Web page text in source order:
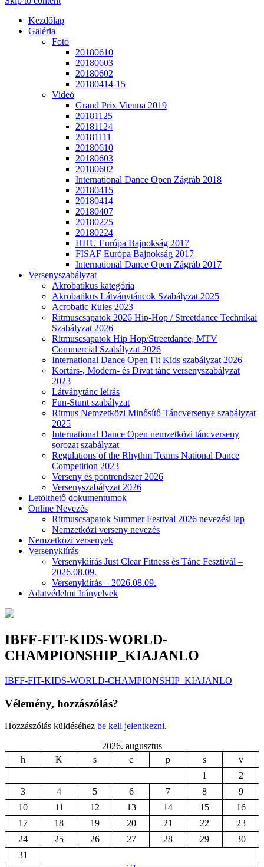
Táncversenye
Kezdőlap
Galéria
Fotó
20180610
20180603
20180602
20180414-15
Videó
Grand Prix Vienna 2019
20181125
20181124
20181111
20180610
20180603
20180602
International Dance Open Zágráb 2018
20180415
20180414
20180407
20180225
20180224
HHU Európa Bajnokság 2017
FISAF Európa Bajnokság 2017
International Dance Open Zágráb 2017
Versenyszabályzat
Akrobatikus kategória
Akrobatikus Látványtáncok Szabályzat 2025
Acrobatic Rules 2023
Ritmuscsapatok 2026 Hip-Hop / Streetdance Technikai
Szabályzat 2026
Ritmuscsapatok Hip Hop/Streetdance, MTV
Commercial Szabályzat 2026
International Dance Open Fit Kids szabályzat 2026
Kortárs-, Modern- és Divat tánc versenyszabályzat
2023
Látványtánc leírás
Fun-Stunt szabályzat
Ritmus Nemzetközi Minősítő Táncversenye szabályzat
2025
International Dance Open nemzetközi táncverseny
sorozat szabályzat
Regulations of the Rhythm Teams National Dance
Competition 2023
Verseny és pontrendszer 2026
Versenyszabályzat 2026
Letölthető dokumentumok
Online Nevezés
Ritmuscsapatok Summer Festival 2026 nevezési lap
Nemzetközi verseny nevezés
Nemzetközi versenyek
Versenykiírás
Versenykiírás Just Clear Fitness és Tánc Fesztivál –
2026.08.09.
Versenykiírás – 2026.08.09.
Adatvédelmi Irányelvek
IBFF-FIT-KIDS-WORLD-
CHAMPIONSHIP_KIAJANLO
IBFF-FIT-KIDS-WORLD-CHAMPIONSHIP_KIAJANLO
Vélemény, hozzászólás?
Hozzászólás küldéséhez be kell jelentkezni.
2026. augusztus
h
K s c p s
v
1
2
3
4 5 6 7 8
9
10
11 12 13 14 15
16
17
18 19 20 21 22
23
24
25 26 27 28 29
30
31